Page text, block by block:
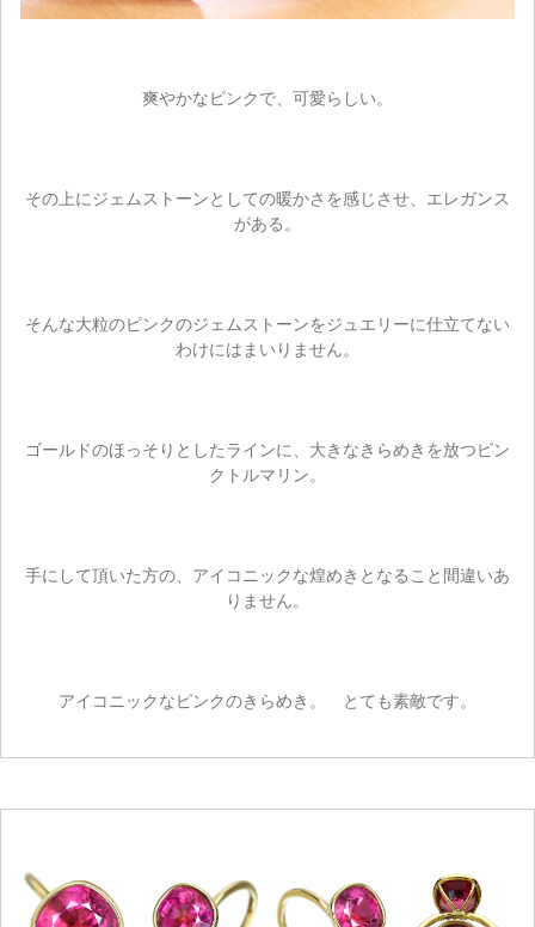
爽やかなピンクで、可愛らしい。
その上にジェムストーンとしての暖かさを感じさせ、エレガンス
がある。
そんな大粒のピンクのジェムストーンをジュエリーに仕立てない
わけにはまいりません。
ゴールドのほっそりとしたラインに、大きなきらめきを放つピン
クトルマリン。
手にして頂いた方の、アイコニックな煌めきとなること間違いあ
りません。
アイコニックなピンクのきらめき。 とても素敵です。
ご注文手続き
お買い物を続ける